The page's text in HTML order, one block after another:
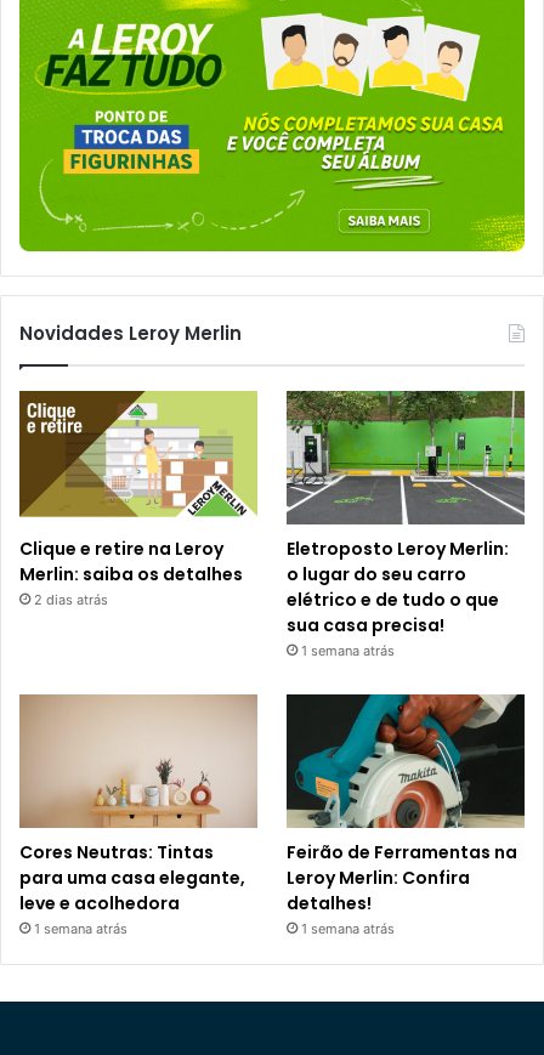
Novidades Leroy Merlin
Clique e retire na Leroy
Merlin: saiba os detalhes
2 dias atrás
Eletroposto Leroy Merlin:
o lugar do seu carro
elétrico e de tudo o que
sua casa precisa!
1 semana atrás
Cores Neutras: Tintas
para uma casa elegante,
leve e acolhedora
1 semana atrás
Feirão de Ferramentas na
Leroy Merlin: Confira
detalhes!
1 semana atrás